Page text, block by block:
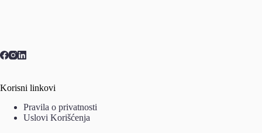
Korisni linkovi
Pravila o privatnosti
Uslovi Korišćenja